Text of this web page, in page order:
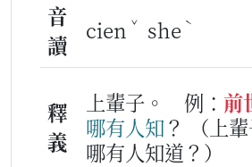
音
讀
cien ˇ she ˋ
釋
義
上輩子。 例： 前
哪有人知？
（上
哪有人知道？）